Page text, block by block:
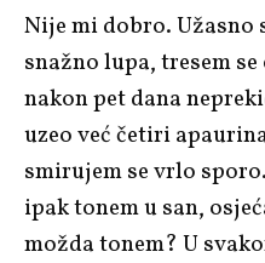
Nije mi dobro. Užasno
snažno lupa, tresem
nakon pet dana
uzeo već četiri
smirujem se vrlo
ipak tonem u san,
možda tonem? U